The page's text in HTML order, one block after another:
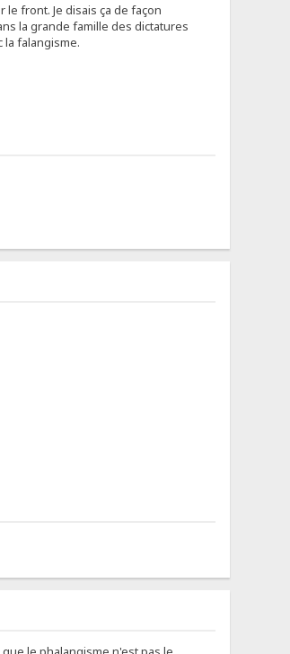
front. Je disais ça de façon
la grande famille des dictatures
la falangisme.